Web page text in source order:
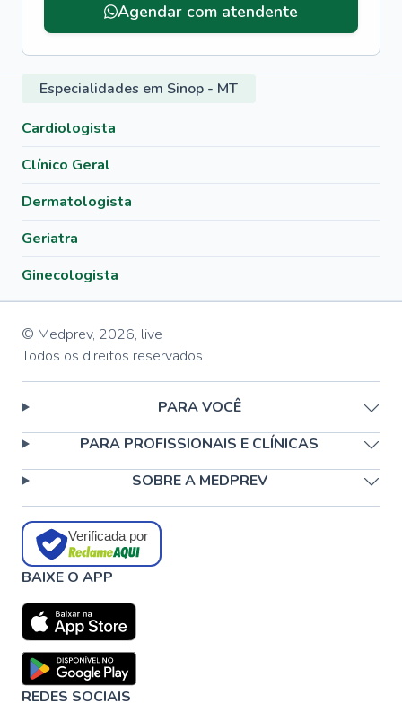
Agendar com atendente
Especialidades em Sinop - MT
Cardiologista
Clínico Geral
Dermatologista
Geriatra
Ginecologista
© Medprev, 2026, live
Todos os direitos reservados
PARA VOCÊ
PARA PROFISSIONAIS E CLÍNICAS
SOBRE A MEDPREV
Verificada por
BAIXE O APP
REDES SOCIAIS